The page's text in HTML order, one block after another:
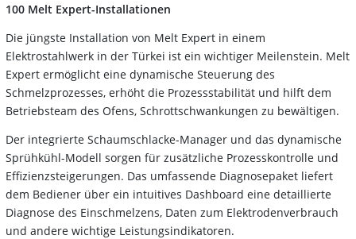
100 Melt Expert-Installationen
Die jüngste Installation von Melt Expert in einem
Elektrostahlwerk in der Türkei ist ein wichtiger Meilenstein. Melt
Expert ermöglicht eine dynamische Steuerung des
Schmelzprozesses, erhöht die Prozessstabilität und hilft dem
Betriebsteam des Ofens, Schrottschwankungen zu bewältigen.
Der integrierte Schaumschlacke-Manager und das dynamische
Sprühkühl-Modell sorgen für zusätzliche Prozesskontrolle und
Effizienzsteigerungen. Das umfassende Diagnosepaket liefert
dem Bediener über ein intuitives Dashboard eine detaillierte
Diagnose des Einschmelzens, Daten zum Elektrodenverbrauch
und andere wichtige Leistungsindikatoren.